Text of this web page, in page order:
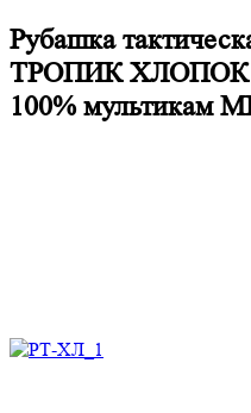
Рубашка
ТРОПИК ХЛОПОК
100% мультикам